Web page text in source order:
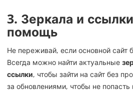
3. Зеркала и
помощь
Не переживай, если основной сайт
Всегда можно найти актуальные
ссылки, чтобы зайти на сайт без
за обновлениями, чтобы не